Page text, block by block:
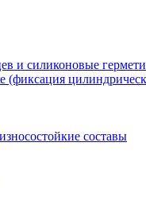
и силиконовые
(фиксация
составы